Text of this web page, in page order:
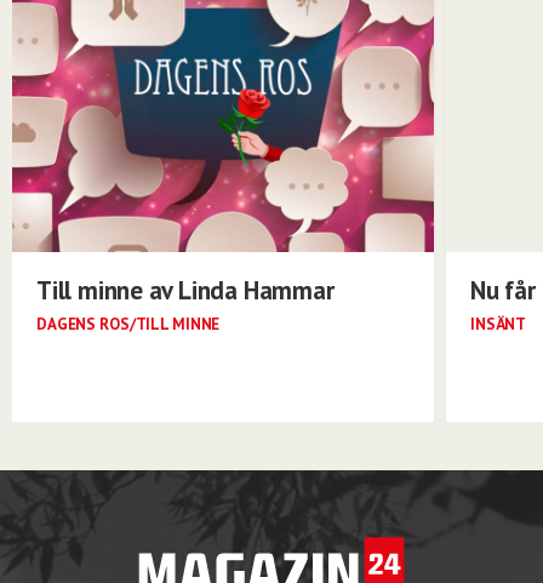
Till minne av Linda Hammar
DAGENS ROS/TILL MINNE
Nu
INSÄNT